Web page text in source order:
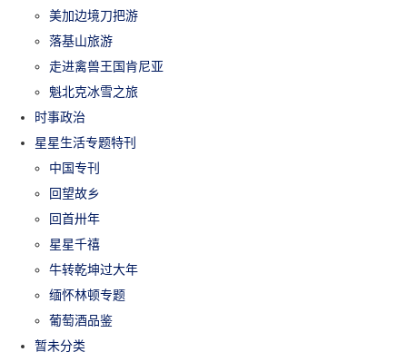
美加边境刀把游
落基山旅游
走进禽兽王国肯尼亚
魁北克冰雪之旅
时事政治
星星生活专题特刊
中国专刊
回望故乡
回首卅年
星星千禧
牛转乾坤过大年
缅怀林顿专题
葡萄酒品鉴
暂未分类